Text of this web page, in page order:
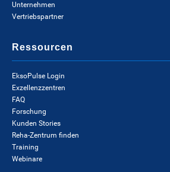
Unternehmen
Vertriebspartner
Ressourcen
EksoPulse Login
Exzellenzzentren
FAQ
Forschung
Kunden Stories
Reha-Zentrum finden
Training
Webinare